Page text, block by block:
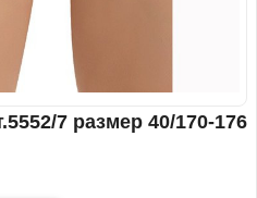
7 размер 40/170-176